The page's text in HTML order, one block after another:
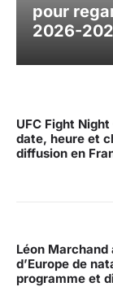
pour
2026-
UFC Fight
date, heure et
diffusion en
Léon
d’Europe de
programme et